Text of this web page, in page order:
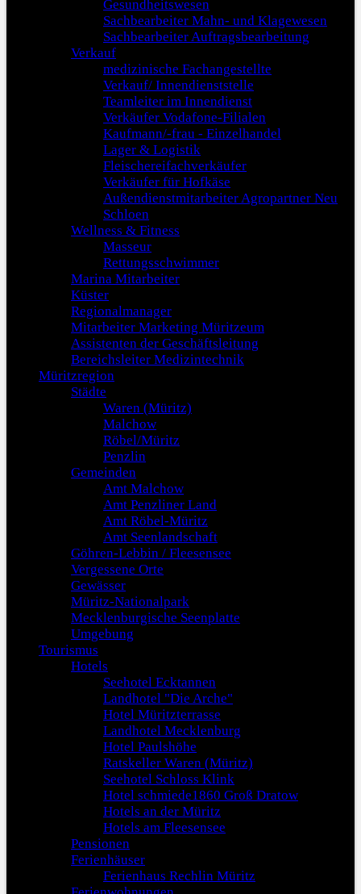
Gesundheitswesen
Sachbearbeiter Mahn- und Klagewesen
Sachbearbeiter Auftragsbearbeitung
Verkauf
medizinische Fachangestellte
Verkauf/ Innendienststelle
Teamleiter im Innendienst
Verkäufer Vodafone-Filialen
Kaufmann/-frau - Einzelhandel
Lager & Logistik
Fleischereifachverkäufer
Verkäufer für Hofkäse
Außendienstmitarbeiter Agropartner Neu
Schloen
Wellness & Fitness
Masseur
Rettungsschwimmer
Marina Mitarbeiter
Küster
Regionalmanager
Mitarbeiter Marketing Müritzeum
Assistenten der Geschäftsleitung
Bereichsleiter Medizintechnik
Müritzregion
Städte
Waren (Müritz)
Malchow
Röbel/Müritz
Penzlin
Gemeinden
Amt Malchow
Amt Penzliner Land
Amt Röbel-Müritz
Amt Seenlandschaft
Göhren-Lebbin / Fleesensee
Vergessene Orte
Gewässer
Müritz-Nationalpark
Mecklenburgische Seenplatte
Umgebung
Tourismus
Hotels
Seehotel Ecktannen
Landhotel "Die Arche"
Hotel Müritzterrasse
Landhotel Mecklenburg
Hotel Paulshöhe
Ratskeller Waren (Müritz)
Seehotel Schloss Klink
Hotel schmiede1860 Groß Dratow
Hotels an der Müritz
Hotels am Fleesensee
Pensionen
Ferienhäuser
Ferienhaus Rechlin Müritz